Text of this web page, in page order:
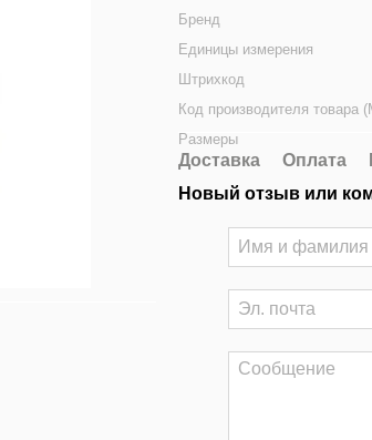
Бренд
Единицы измерения
Штрихкод
Код производителя товара
Размеры
Доставка Оплата
Новый отзыв или